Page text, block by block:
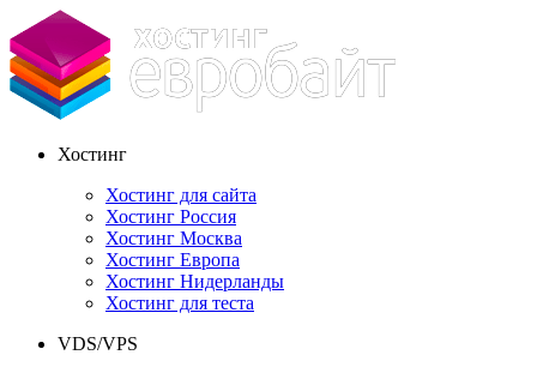
Хостинг
Хостинг для сайта
Хостинг Россия
Хостинг Москва
Хостинг Европа
Хостинг Нидерланды
Хостинг для теста
VDS/VPS